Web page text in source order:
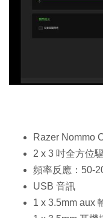
Razer Nommo
2 x 3 吋全方位
頻率反應：50-
USB 音訊
1 x 3.5mm aux